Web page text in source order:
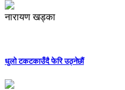
नारायण खड्का
धुलो टकटकाउँदै फेरि उठ्नेछौं